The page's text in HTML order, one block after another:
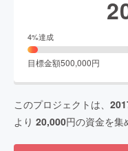
4%達成
目標金額500,000円
このプロジェクトは、
より 20,000円の資金を集